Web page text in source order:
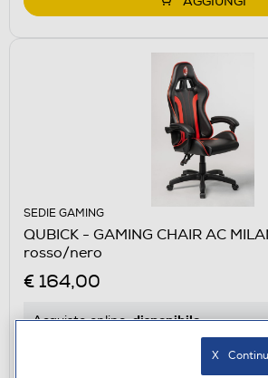
SEDIE GAMING
QUBICK - GAMING CHAIR AC
rosso/nero
€ 164,00
Acquisto online:disponibile
Ritiro in negozio in 30' gratuito:
X